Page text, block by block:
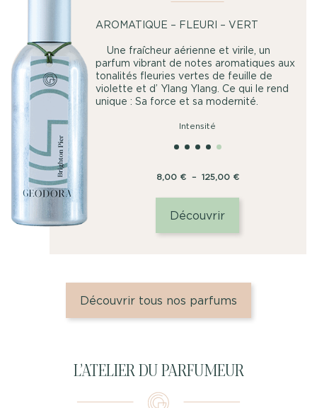
AROMATIQUE – FLEURI – VERT
Une fraîcheur aérienne et virile, un
parfum vibrant de notes aromatiques aux
tonalités fleuries vertes de feuille de
violette et d’ Ylang Ylang. Ce qui le rend
unique : Sa force et sa modernité.
Intensité
8,00€ – 125,00€Plage
Découvrir
Découvrir tous nos parfums
L’ATELIER DU PARFUMEUR